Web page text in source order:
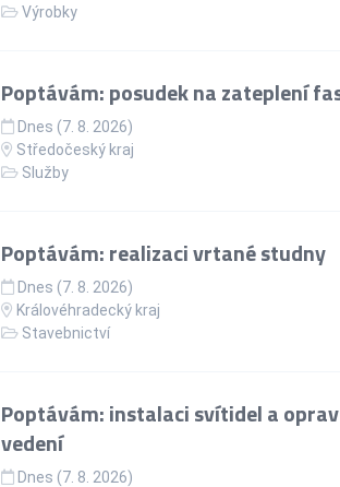
Výrobky
Poptávám: posudek na zateplení
Dnes (7. 8. 2026)
Středočeský kraj
Služby
Poptávám: realizaci vrtané studny
Dnes (7. 8. 2026)
Královéhradecký kraj
Stavebnictví
Poptávám: instalaci svítidel a
vedení
Dnes (7. 8. 2026)